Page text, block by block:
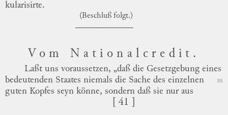
kularisirte.
(Beschluß folgt.)
Vom Nationalcredit.
Laßt unsvoraussetzen, „daß die Gesetzgebung eines
bedeutenden Staates niemals die Sache des einzelnen
35
guten Kopfes seyn könne, sondern daß sie nur aus
[ 41 ]